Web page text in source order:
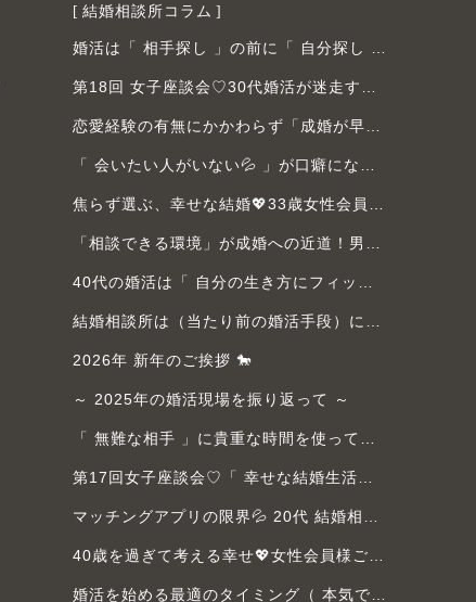
結婚相談所コラム
2026年 新年のご挨拶 🐎
～ 2025年の婚活現場を振り返って ～